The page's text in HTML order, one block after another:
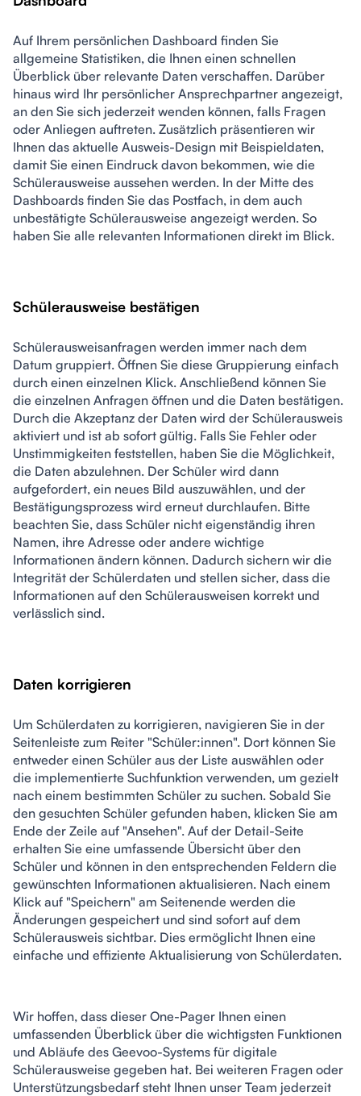
Auf Ihrem persönlichen Dashboard finden Sie
allgemeine Statistiken, die Ihnen einen schnellen
Überblick über relevante Daten verschaffen. Darüber
hinaus wird Ihr persönlicher Ansprechpartner angezeigt,
an den Sie sich jederzeit wenden können, falls Fragen
oder Anliegen auftreten. Zusätzlich präsentieren wir
Ihnen das aktuelle Ausweis-Design mit Beispieldaten,
damit Sie einen Eindruck davon bekommen, wie die
Schülerausweise aussehen werden. In der Mitte des
Dashboards finden Sie das Postfach, in dem auch
unbestätigte Schülerausweise angezeigt werden. So
haben Sie alle relevanten Informationen direkt im Blick.
Schülerausweise bestätigen
Schülerausweisanfragen werden immer nach dem
Datum gruppiert. Öffnen Sie diese Gruppierung einfach
durch einen einzelnen Klick. Anschließend können Sie
die einzelnen Anfragen öffnen und die Daten bestätigen.
Durch die Akzeptanz der Daten wird der Schülerausweis
aktiviert und ist ab sofort gültig. Falls Sie Fehler oder
Unstimmigkeiten feststellen, haben Sie die Möglichkeit,
die Daten abzulehnen. Der Schüler wird dann
aufgefordert, ein neues Bild auszuwählen, und der
Bestätigungsprozess wird erneut durchlaufen. Bitte
beachten Sie, dass Schüler nicht eigenständig ihren
Namen, ihre Adresse oder andere wichtige
Informationen ändern können. Dadurch sichern wir die
Integrität der Schülerdaten und stellen sicher, dass die
Informationen auf den Schülerausweisen korrekt und
verlässlich sind.
Daten korrigieren
Um Schülerdaten zu korrigieren, navigieren Sie in der
Seitenleiste zum Reiter "Schüler:innen". Dort können Sie
entweder einen Schüler aus der Liste auswählen oder
die implementierte Suchfunktion verwenden, um gezielt
nach einem bestimmten Schüler zu suchen. Sobald Sie
den gesuchten Schüler gefunden haben, klicken Sie am
Ende der Zeile auf "Ansehen". Auf der Detail-Seite
erhalten Sie eine umfassende Übersicht über den
Schüler und können in den entsprechenden Feldern die
gewünschten Informationen aktualisieren. Nach einem
Klick auf "Speichern" am Seitenende werden die
Änderungen gespeichert und sind sofort auf dem
Schülerausweis sichtbar. Dies ermöglicht Ihnen eine
einfache und effiziente Aktualisierung von Schülerdaten.
Wir hoffen, dass dieser One-Pager Ihnen einen
umfassenden Überblick über die wichtigsten Funktionen
und Abläufe des Geevoo-Systems für digitale
Schülerausweise gegeben hat. Bei weiteren Fragen oder
Unterstützungsbedarf steht Ihnen unser Team jederzeit